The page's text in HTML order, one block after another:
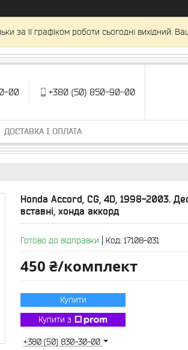
за її графіком роботи сьогодні
00 +380 (50) 850-90-00
ДОСТАВКА І ОПЛАТА
Honda Accord, CG, 4D, 1998-2003.
вставні, хонда аккорд
Готово до відправки Код: 17108-031
450 ₴/комплект
Купити
Купити з
+380 (50) 830-30-00